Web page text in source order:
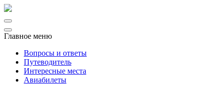
Главное меню
Вопросы и ответы
Путеводитель
Интересные места
Авиабилеты